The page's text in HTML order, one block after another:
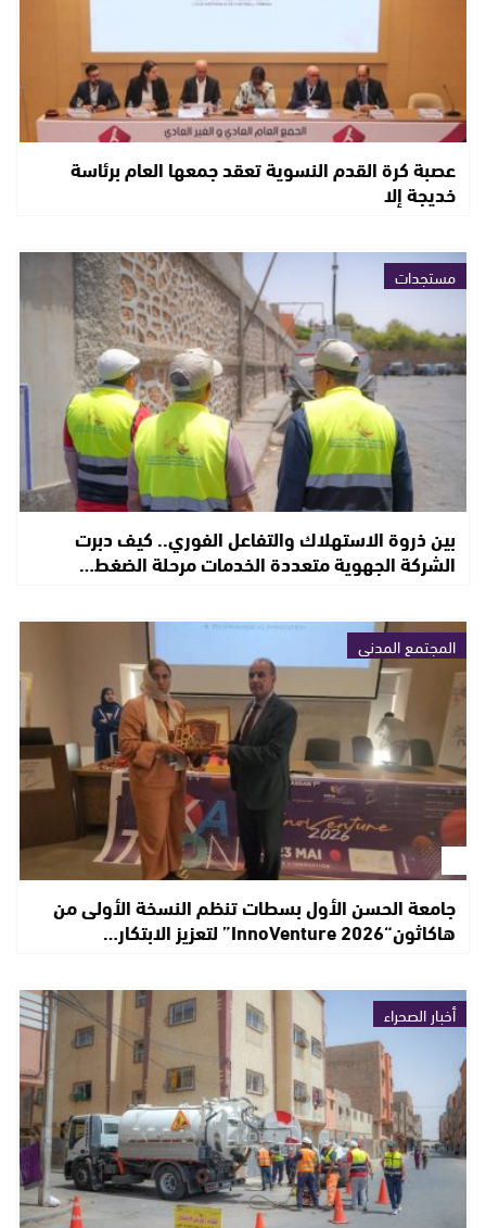
عصبة كرة القدم النسوية تعقد جمعها العام برئاسة
خديجة إلا
مستجدات
بين ذروة الاستهلاك والتفاعل الفوري.. كيف دبرت
الشركة الجهوية متعددة الخدمات مرحلة الضغط…
المجتمع المدني
جامعة الحسن الأول بسطات تنظم النسخة الأولى من
هاكاثون“InnoVenture 2026” لتعزيز الابتكار…
أخبار الصحراء